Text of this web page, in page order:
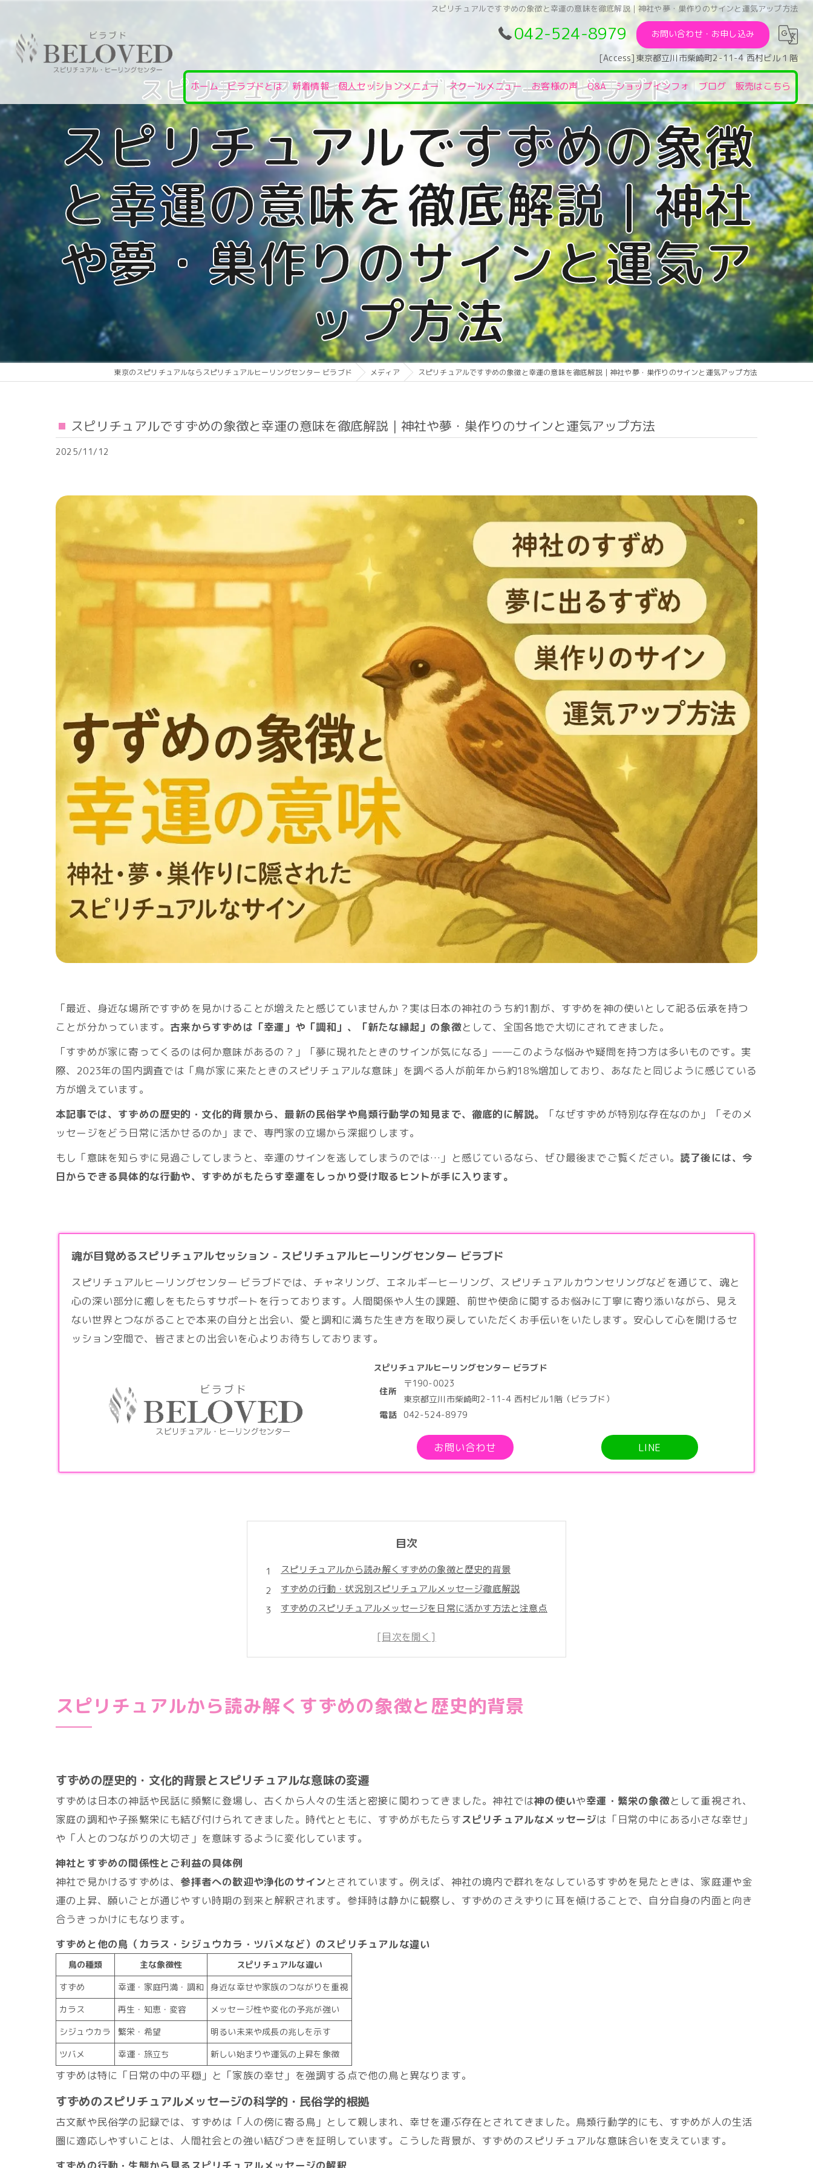
スピリチュアルですずめの象徴と幸運の意味を徹底解説｜神社や夢・巣作りのサインと運気アップ方法
042-524-8979 お問い合わせ・お申し込み
[Access]東京都立川市柴崎町2-11-4 西村ビル１階
ホーム ビラブドとは 新着情報 個人セッションメニュー スクールメニュー お客様の声 Q&A ショップインフォ ブログ 販売はこちら
スピリチュアルですずめの象徴
と幸運の意味を徹底解説｜神社
や夢・巣作りのサインと運気ア
ップ方法
東京のスピリチュアルならスピリチュアルヒーリングセンター ビラブド メディア スピリチュアルですずめの象徴と幸運の意味を徹底解説｜神社や夢・巣作りのサインと運気アップ方法
スピリチュアルですずめの象徴と幸運の意味を徹底解説｜神社や夢・巣作りのサインと運気アップ方法
2025/11/12
「最近、身近な場所ですずめを見かけることが増えたと感じていませんか？実は日本の神社のうち約1割が、すずめを神の使いとして祀る伝承を持つ
ことが分かっています。 古来からすずめは「幸運」や「調和」、「新たな縁起」の象徴として、全国各地で大切にされてきました。
「すずめが家に寄ってくるのは何か意味があるの？」「夢に現れたときのサインが気になる」——このような悩みや疑問を持つ方は多いものです。実
際、2023年の国内調査では「鳥が家に来たときのスピリチュアルな意味」を調べる人が前年から約18%増加しており、あなたと同じように感じている
方が増えています。
本記事では、すずめの歴史的・文化的背景から、最新の民俗学や鳥類行動学の知見まで、徹底的に解説。
「なぜすずめが特別な存在なのか」「そのメ
ッセージをどう日常に活かせるのか」まで、専門家の立場から深掘りします。
もし「意味を知らずに見過ごしてしまうと、幸運のサインを逃してしまうのでは…」と感じているなら、ぜひ最後までご覧ください。 読了後には、今
日からできる具体的な行動や、すずめがもたらす幸運をしっかり受け取るヒントが手に入ります。
魂が目覚めるスピリチュアルセッション - スピリチュアルヒーリングセンター ビラブド
スピリチュアルヒーリングセンター ビラブドでは、チャネリング、エネルギーヒーリング、 スピリチュアルカウンセリングなどを通じて、魂と
心の深い部分に癒しをもたらすサポートを行っております。人間関係や人生の課題、前世や使命に関するお悩みに丁寧に寄り添いながら、見え
ない世界とつながることで本来の自分と出会い、愛と調和に満ちた生き方を取り戻していただくお手伝いをいたします。安心して心を開けるセ
ッション空間で、皆さまとの出会いを心よりお待ちしております。
スピリチュアルヒーリングセンター ビラブド
住所
〒190-0023
東京都立川市柴崎町2-11-4 西村ビル1階（ビラブド）
電話
042-524-8979
お問い合わせ LINE
目次
スピリチュアルから読み解くすずめの象徴と歴史的背景
すずめの行動・状況別スピリチュアルメッセージ徹底解説
すずめのスピリチュアルメッセージを日常に活かす方法と注意点
スピリチュアルから読み解くすずめの象徴と歴史的背景
すずめの歴史的・文化的背景とスピリチュアルな意味の変遷
すずめは日本の神話や民話に頻繁に登場し、古くから人々の生活と密接に関わってきました。神社では神の使いや幸運・繁栄の象徴として重視され、
家庭の調和や子孫繁栄にも結び付けられてきました。時代とともに、すずめがもたらすスピリチュアルなメッセージは「日常の中にある小さな幸せ」
や「人とのつながりの大切さ」を意味するように変化しています。
神社とすずめの関係性とご利益の具体例
神社で見かけるすずめは、 参拝者への歓迎や浄化のサインとされています。例えば、神社の境内で群れをなしているすずめを見たときは、家庭運や金
運の上昇、願いごとが通じやすい時期の到来と解釈されます。参拝時は静かに観察し、すずめのさえずりに耳を傾けることで、自分自身の内面と向き
合うきっかけにもなります。
すずめと他の鳥（カラス・シジュウカラ・ツバメなど）のスピリチュアルな違い
鳥の種類 主な象徴性
スピリチュアルな違い
すずめ
幸運・家庭円満・調和
身近な幸せや家族のつながりを重視
カラス
再生・知恵・変容
メッセージ性や変化の予兆が強い
シジュウカラ
繁栄・希望
明るい未来や成長の兆しを示す
ツバメ
幸運・旅立ち 新しい始まりや運気の上昇を象徴
すずめは特に「日常の中の平穏」と「家族の幸せ」を強調する点で他の鳥と異なります。
すずめのスピリチュアルメッセージの科学的・民俗学的根拠
古文献や民俗学の記録では、すずめは「人の傍に寄る鳥」として親しまれ、幸せを運ぶ存在とされてきました。鳥類行動学的にも、すずめが人の生活
圏に適応しやすいことは、人間社会との強い結びつきを証明しています。こうした背景が、すずめのスピリチュアルな意味合いを支えています。